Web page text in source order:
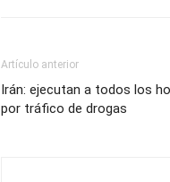
Artículo anterior
Irán: ejecutan a todos los
por tráfico de drogas